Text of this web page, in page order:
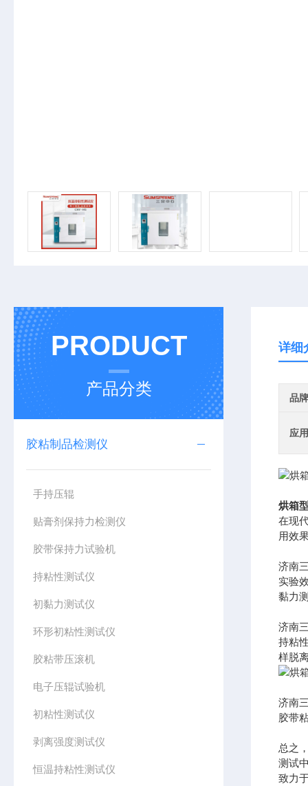
PRODUCT
产品分类
胶粘制品检测仪
手持压辊
贴膏剂保持力检测仪
胶带保持力试验机
持粘性测试仪
初黏力测试仪
环形初粘性测试仪
胶粘带压滚机
电子压辊试验机
初粘性测试仪
剥离强度测试仪
恒温持粘性测试仪
详细
品牌
应
烘箱
在现
用效
济南
实验
黏力
济南
持粘
样脱
济南
胶带
总之
测试
致力